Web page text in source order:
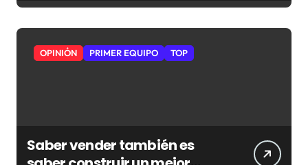
OPINIÓN PRIMER EQUIPO TOP
Saber vender también es